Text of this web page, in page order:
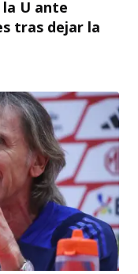
U ante
tras dejar la